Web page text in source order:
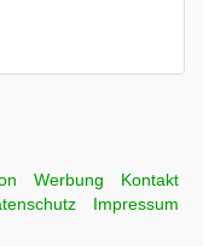
Werbung
Kontakt
Impressum